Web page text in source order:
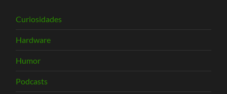
Curiosidades
Hardware
Humor
Podcasts